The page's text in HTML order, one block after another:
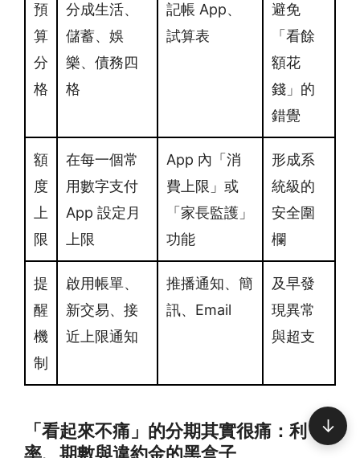
預
算
分
格
分成生活、
儲蓄、娛
樂、債務四
格
記帳 App、
試算表
避免
「看餘
額花
錢」的
錯覺
額
度
上
限
在每一個常
用數字支付
App 設定月
上限
App 內「消
費上限」或
「家長監護」
功能
形成系
統級的
安全圍
欄
提
醒
機
制
啟用帳單、
新交易、接
近上限通知
推播通知、簡
訊、Email
及早發
現異常
與超支
「看起來不痛」的分期其實很痛：利
率、期數與違約金的黑盒子
↓